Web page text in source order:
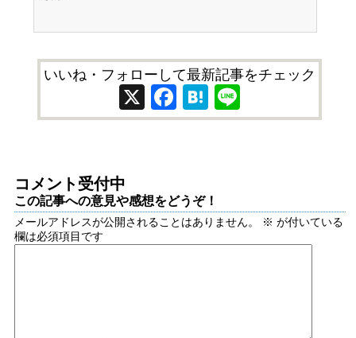
いいね・フォローして最新記事をチェック
X Facebook
Hatena
コメント受付中
この記事への意見や感想をどうぞ！
メールアドレスが公開されることはありません。 ※ が付いている
欄は必須項目です